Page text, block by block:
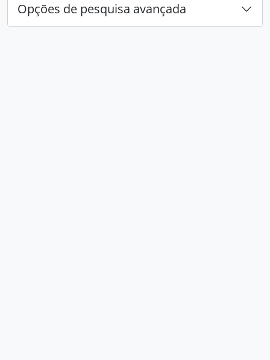
Opções de pesquisa avançada